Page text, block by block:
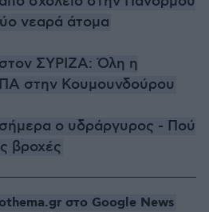
νεαρά άτομα
ΣΥΡΙΖΑ: Όλη η
στην Κουμουνδούρου
ο υδράργυρος - Πού
βροχές
στο Google News